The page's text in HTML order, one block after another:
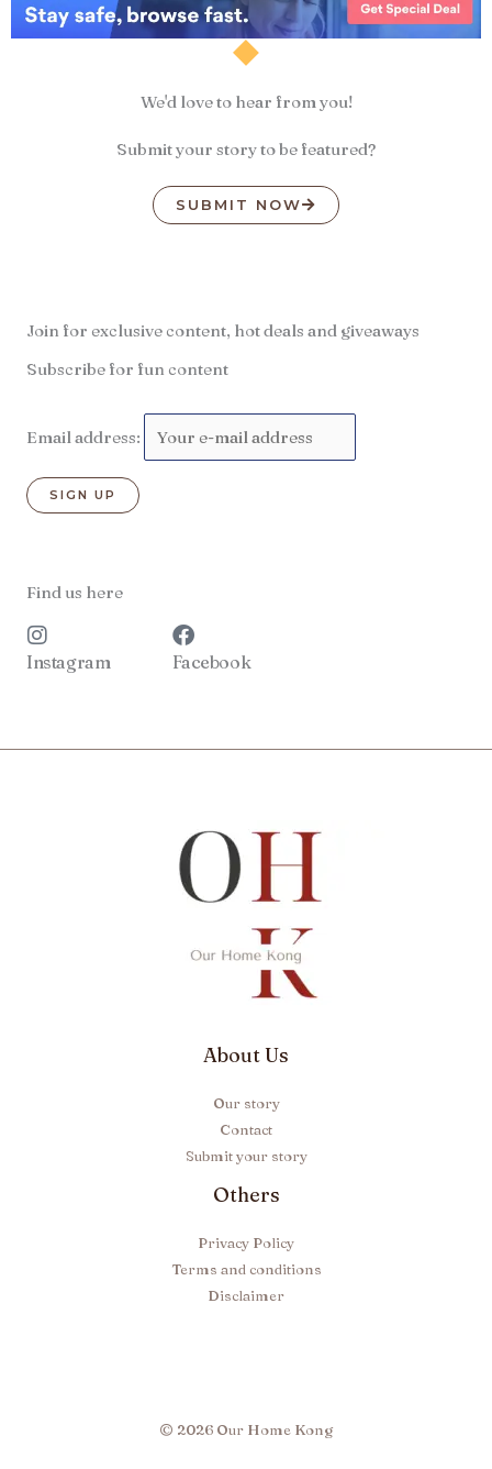
We'd love to hear from you!
Submit your story to be featured?
SUBMIT NOW
Join for exclusive content, hot deals and giveaways
Subscribe for fun content
Email address:
Find us here
Instagram Facebook
About Us
Our story
Contact
Submit your story
Others
Privacy Policy
Terms and conditions
Disclaimer
© 2026 Our Home Kong